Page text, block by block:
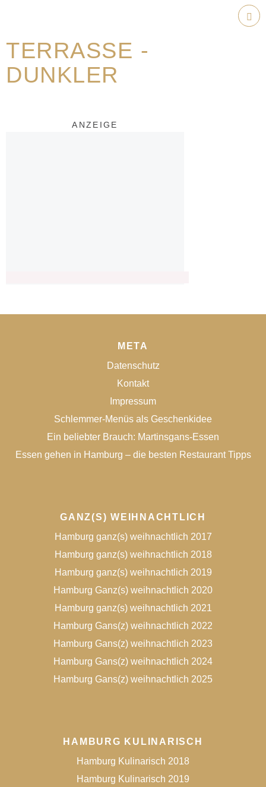
TERRASSE -
DUNKLER
ANZEIGE
META
Datenschutz
Kontakt
Impressum
Schlemmer-Menüs als Geschenkidee
Ein beliebter Brauch: Martinsgans-Essen
Essen gehen in Hamburg – die besten Restaurant Tipps
GANZ(S) WEIHNACHTLICH
Hamburg ganz(s) weihnachtlich 2017
Hamburg ganz(s) weihnachtlich 2018
Hamburg ganz(s) weihnachtlich 2019
Hamburg Ganz(s) weihnachtlich 2020
Hamburg ganz(s) weihnachtlich 2021
Hamburg Gans(z) weihnachtlich 2022
Hamburg Gans(z) weihnachtlich 2023
Hamburg Gans(z) weihnachtlich 2024
Hamburg Gans(z) weihnachtlich 2025
HAMBURG KULINARISCH
Hamburg Kulinarisch 2018
Hamburg Kulinarisch 2019